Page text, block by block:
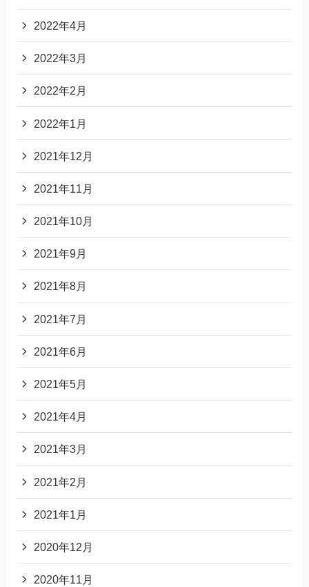
2022年4月
2022年3月
2022年2月
2022年1月
2021年12月
2021年11月
2021年10月
2021年9月
2021年8月
2021年7月
2021年6月
2021年5月
2021年4月
2021年3月
2021年2月
2021年1月
2020年12月
2020年11月